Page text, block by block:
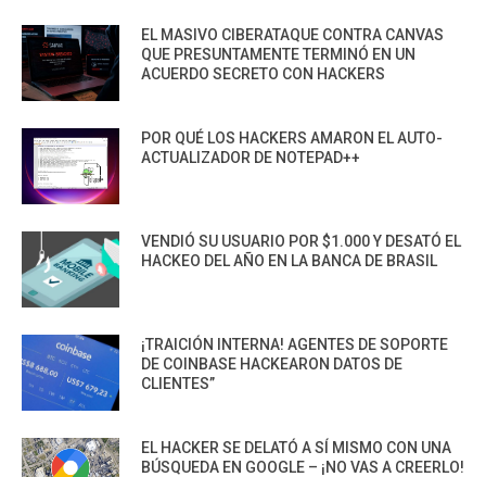
EL MASIVO CIBERATAQUE CONTRA CANVAS
QUE PRESUNTAMENTE TERMINÓ EN UN
ACUERDO SECRETO CON HACKERS
POR QUÉ LOS HACKERS AMARON EL AUTO-
ACTUALIZADOR DE NOTEPAD++
VENDIÓ SU USUARIO POR $1.000 Y DESATÓ EL
HACKEO DEL AÑO EN LA BANCA DE BRASIL
¡TRAICIÓN INTERNA! AGENTES DE SOPORTE
DE COINBASE HACKEARON DATOS DE
CLIENTES”
EL HACKER SE DELATÓ A SÍ MISMO CON UNA
BÚSQUEDA EN GOOGLE – ¡NO VAS A CREERLO!